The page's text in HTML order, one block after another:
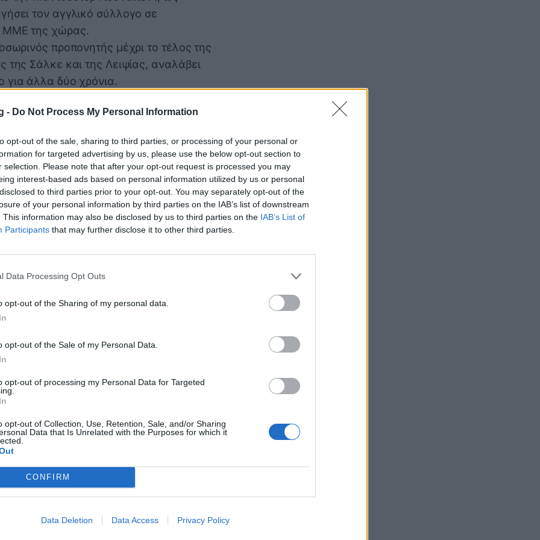
- Do Not Process My Personal Information
opt-out of the sale, sharing to third parties, or processing of your personal or
for targeted advertising by us, please use the below opt-out section to
selection. Please note that after your opt-out request is processed you may
interest-based ads based on personal information utilized by us or personal
to third parties prior to your opt-out. You may separately opt-out of the
of your personal information by third parties on the IAB’s list of downstream
This information may also be disclosed by us to third parties on the IAB’s List of
Participants that may further disclose it to other third parties.
Data Processing Opt Outs
opt-out of the Sharing of my personal data.
opt-out of the Sale of my Personal Data.
opt-out of processing my Personal Data for Targeted
opt-out of Collection, Use, Retention, Sale, and/or Sharing
Data that Is Unrelated with the Purposes for which it
CONFIRM
Data Deletion Data Access Privacy Policy
τον αγγλικό σύλλογο σε
ΜΜΕ της χώρας.
προπονητής μέχρι το τέλος της
Σάλκε και της Λειψίας, αναλάβει
για άλλα δύο χρόνια.
της ομάδας, ενώ παραμένει η
Ο Ρόι Κιν όμως έχει άλλη άποψη:
με ισχυρή προσωπικότητα και
είναι ο κόουτς που πρέπει να
σεζόν», δήλωσε σχετικά παλαίμαχος
Σιμεόνε και ο «οπαδός» του Τσόλο (photos)
κλάμα στο Μουντιάλ και ο ισχυρός
δεσμός πατέρα και γιου